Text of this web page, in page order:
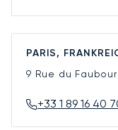
PARIS,
9 Rue du
+33 1 89 16 40